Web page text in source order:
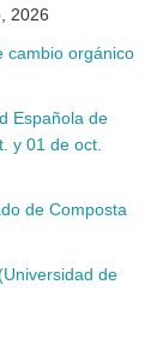
2026
cambio orgánico
Española de
y 01 de oct.
de Composta
de